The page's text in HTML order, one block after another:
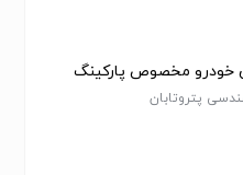
خودرو مخصوص پارکینگ
پتروتابان